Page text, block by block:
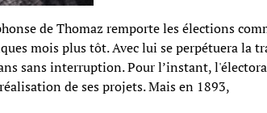
de Thomaz remporte les élections
mois plus tôt. Avec lui se perpétuera
sans interruption. Pour l’instant,
de ses projets. Mais en 1893,